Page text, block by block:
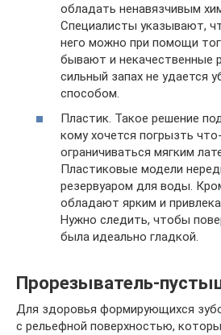
обладать ненавязчивым
Специалисты указывают,
него можно при помощи
бывают и некачественные
сильный запах не удается
способом.
Пластик. Такое решение
кому хочется погрызть
ограничиваться мягким
Пластиковые модели
резервуаром для воды.
обладают ярким и
Нужно следить, чтобы
была идеально гладкой.
Прорезыватель-
Для здоровья формирующихся
с рельефной поверхностью,